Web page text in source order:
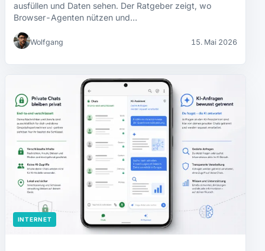
ausfüllen und Daten sehen. Der Ratgeber zeigt, wo
Browser-Agenten nützen und…
Wolfgang 15. Mai 2026
INTERNET